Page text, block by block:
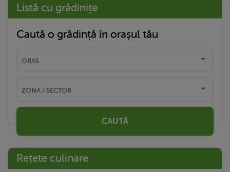
Listă cu grădinițe
Caută o grădință în orașul tău
CAUTĂ
Rețete culinare